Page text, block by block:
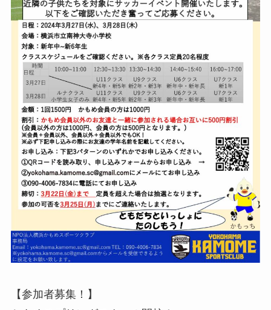
【参加者募集！】